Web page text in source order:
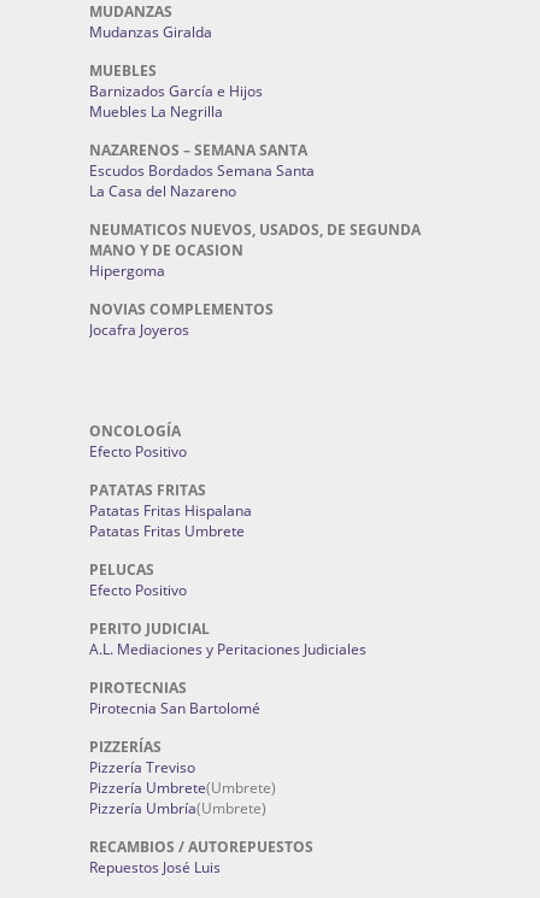
MUDANZAS
Mudanzas Giralda
MUEBLES
Barnizados García e Hijos
Muebles La Negrilla
NAZARENOS – SEMANA SANTA
Escudos Bordados Semana Santa
La Casa del Nazareno
NEUMATICOS NUEVOS, USADOS, DE SEGUNDA
MANO Y DE OCASION
Hipergoma
NOVIAS COMPLEMENTOS
Jocafra Joyeros
ONCOLOGÍA
Efecto Positivo
PATATAS FRITAS
Patatas Fritas Hispalana
Patatas Fritas Umbrete
PELUCAS
Efecto Positivo
PERITO JUDICIAL
A.L. Mediaciones y Peritaciones Judiciales
PIROTECNIAS
Pirotecnia San Bartolomé
PIZZERÍAS
Pizzería Treviso
Pizzería Umbrete(Umbrete)
Pizzería Umbría(Umbrete)
RECAMBIOS / AUTOREPUESTOS
Repuestos José Luis